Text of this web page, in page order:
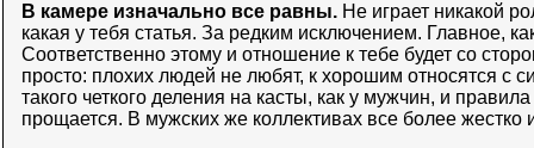
В камере изначально все равны. Не играет никакой
какая у тебя статья. За редким исключением. Главное,
Соответственно этому и отношение к тебе будет со
просто: плохих людей не любят, к хорошим относятся с
такого четкого деления на касты, как у мужчин, и
прощается. В мужских же коллективах все более жестко